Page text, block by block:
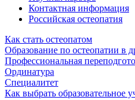
Контактная информация
Российская остеопатия
Как стать остеопатом
Образование по остеопатии в
Профессиональная
Ординатура
Специалитет
Как выбрать образовательное